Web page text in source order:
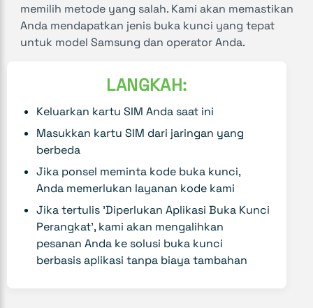
memilih metode yang salah. Kami akan memastikan
Anda mendapatkan jenis buka kunci yang tepat
untuk model Samsung dan operator Anda.
LANGKAH:
Keluarkan kartu SIM Anda saat ini
Masukkan kartu SIM dari jaringan yang
berbeda
Jika ponsel meminta kode buka kunci,
Anda memerlukan layanan kode kami
Jika tertulis 'Diperlukan Aplikasi Buka Kunci
Perangkat', kami akan mengalihkan
pesanan Anda ke solusi buka kunci
berbasis aplikasi tanpa biaya tambahan